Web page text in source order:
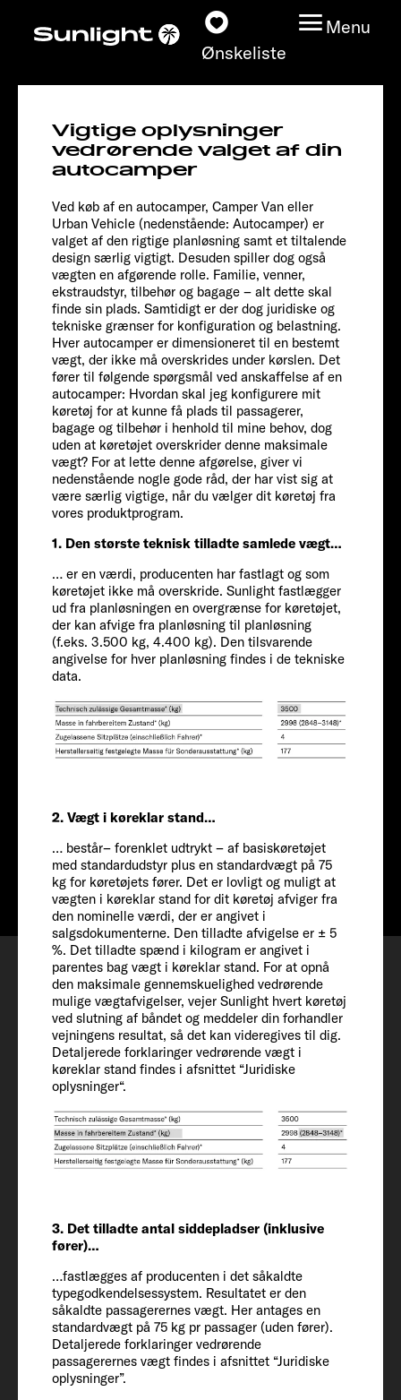
Ønskeliste
Menu
Modeller
Konfigurator
Find din Sunlight
Find forhandler
Oplev
Service
Vigtige oplysninger
vedrørende valget af din
autocamper
Ved køb af en autocamper, Camper Van eller
Urban Vehicle (nedenstående: Autocamper) er
valget af den rigtige planløsning samt et tiltalende
design særlig vigtigt. Desuden spiller dog også
vægten en afgørende rolle. Familie, venner,
ekstraudstyr, tilbehør og bagage – alt dette skal
finde sin plads. Samtidigt er der dog juridiske og
tekniske grænser for konfiguration og belastning.
Hver autocamper er dimensioneret til en bestemt
vægt, der ikke må overskrides under kørslen. Det
fører til følgende spørgsmål ved anskaffelse af en
autocamper: Hvordan skal jeg konfigurere mit
køretøj for at kunne få plads til passagerer,
bagage og tilbehør i henhold til mine behov, dog
uden at køretøjet overskrider denne maksimale
vægt? For at lette denne afgørelse, giver vi
nedenstående nogle gode råd, der har vist sig at
være særlig vigtige, når du vælger dit køretøj fra
vores produktprogram.
1. Den største teknisk tilladte samlede vægt…
… er en værdi, producenten har fastlagt og som
køretøjet ikke må overskride. Sunlight fastlægger
ud fra planløsningen en overgrænse for køretøjet,
der kan afvige fra planløsning til planløsning
(f.eks. 3.500 kg, 4.400 kg). Den tilsvarende
angivelse for hver planløsning findes i de tekniske
data.
2. Vægt i køreklar stand…
… består– forenklet udtrykt – af basiskøretøjet
med standardudstyr plus en standardvægt på 75
kg for køretøjets fører. Det er lovligt og muligt at
vægten i køreklar stand for dit køretøj afviger fra
den nominelle værdi, der er angivet i
salgsdokumenterne. Den tilladte afvigelse er ± 5
%. Det tilladte spænd i kilogram er angivet i
parentes bag vægt i køreklar stand. For at opnå
den maksimale gennemskuelighed vedrørende
mulige vægtafvigelser, vejer Sunlight hvert køretøj
ved slutning af båndet og meddeler din forhandler
vejningens resultat, så det kan videregives til dig.
Detaljerede forklaringer vedrørende vægt i
køreklar stand findes i afsnittet “Juridiske
oplysninger“.
3. Det tilladte antal siddepladser (inklusive
fører)…
…fastlægges af producenten i det såkaldte
typegodkendelsessystem. Resultatet er den
såkaldte passagerernes vægt. Her antages en
standardvægt på 75 kg pr passager (uden fører).
Detaljerede forklaringer vedrørende
passagerernes vægt findes i afsnittet “Juridiske
oplysninger”.
I 68Adventure
Chassis
FIAT
Pris fra
Fra 992.000 kr.Info
Passagerer
Størrelse
Konfigurer
Aftale om fremvisning
Ønskeliste
Køretøj
Indvendig højde
210
Tilladt antal siddepladser (inklusive
fører)
4 + 1